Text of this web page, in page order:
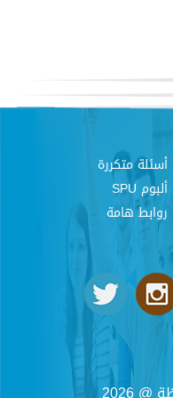
أسئلة متكررة
ألبوم SPU
روابط هامة